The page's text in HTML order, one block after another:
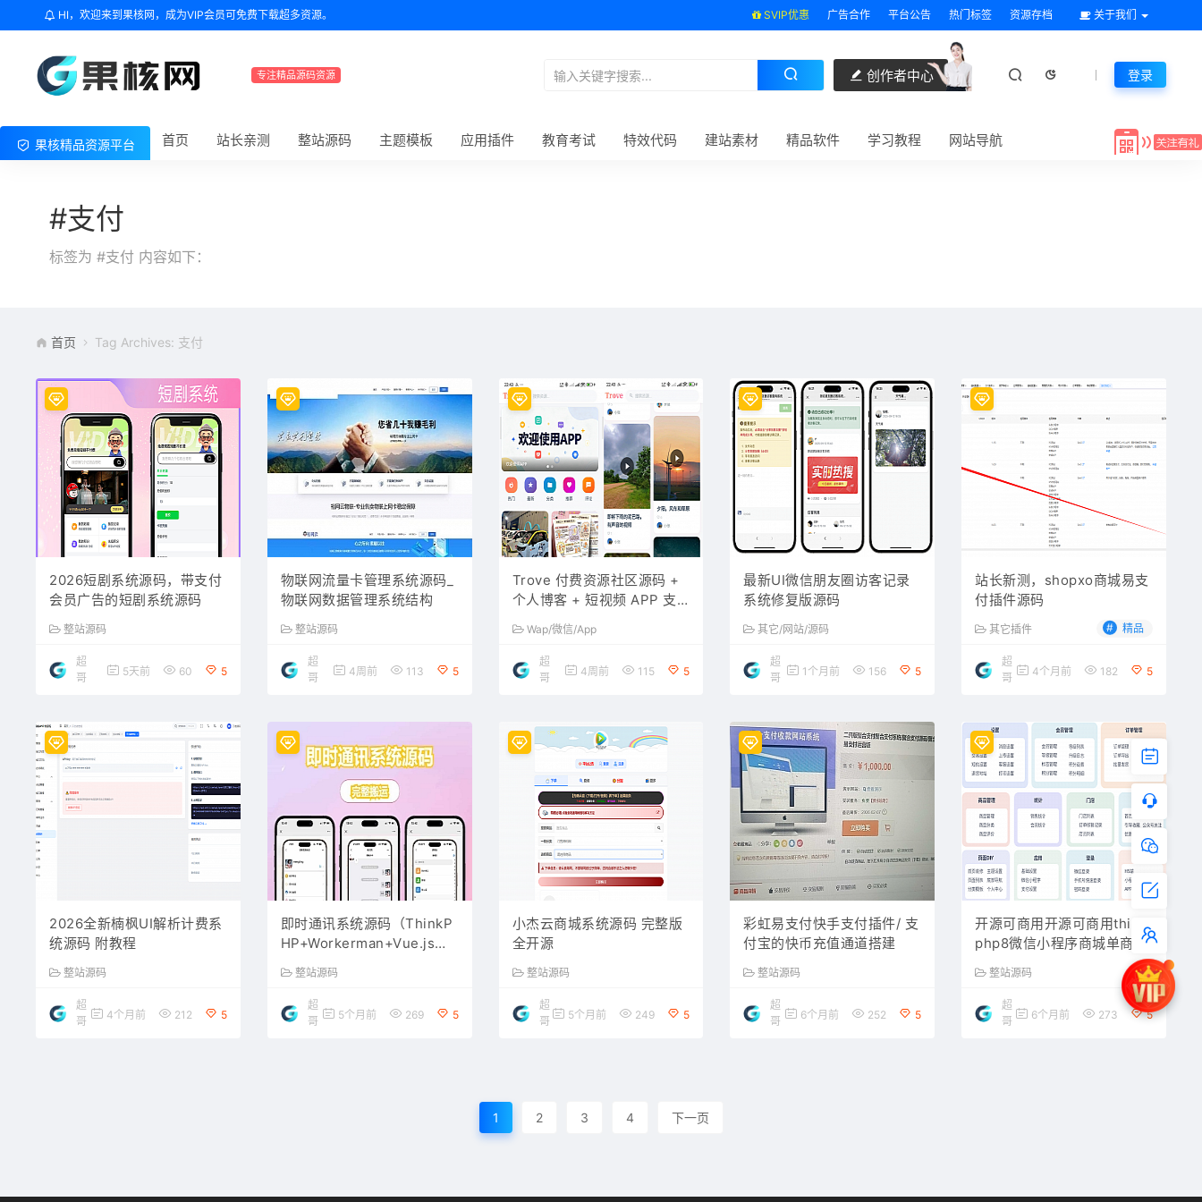
HI，欢迎来到果核网，成为VIP会员可免费下载超多资源。 SVIP优惠 广告合作 平台公告 热门标签 资源存档 关于我们
专注精品源码资源 创作者中心 登录
果核精品资源平台 首页 站长亲测 整站源码 主题模板 应用插件 教育考试 特效代码 建站素材 精品软件 学习教程 网站导航
#支付
标签为 #支付 内容如下：
首页 Tag Archives: 支付
2026短剧系统源码，带支付
会员广告的短剧系统源码
整站源码
超
哥
5天前 60 5
物联网流量卡管理系统源码_
物联网数据管理系统结构
整站源码
超
哥
4周前 113 5
Trove 付费资源社区源码 +
个人博客 + 短视频 APP 支
持 AI 大模型多支付多存储
Wap/微信/App
超
哥
4周前 115 5
最新UI微信朋友圈访客记录
系统修复版源码
其它/网站/源码
超
哥
1个月前 156 5
站长新测，shopxo商城易支
付插件源码
其它插件 # 精品
超
哥
4个月前 182 5
2026全新楠枫UI解析计费系
统源码 附教程
整站源码
超
哥
4个月前 212 5
即时通讯系统源码（ThinkP
HP+Workerman+Vue.js）
支持红包收发/分销体系/多端
适配
整站源码
超
哥
5个月前 269 5
小杰云商城系统源码 完整版
全开源
整站源码
超
哥
5个月前 249 5
彩虹易支付快手支付插件/ 支
付宝的快币充值通道搭建
整站源码
超
哥
6个月前 252 5
开源可商用开源可商用think
php8微信小程序商城单商户
商城
整站源码
超
哥
6个月前 273 5
1 2 3 4 下一页